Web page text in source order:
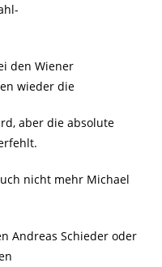
den Wiener
wieder die
aber die absolute
nicht mehr Michael
Andreas Schieder oder